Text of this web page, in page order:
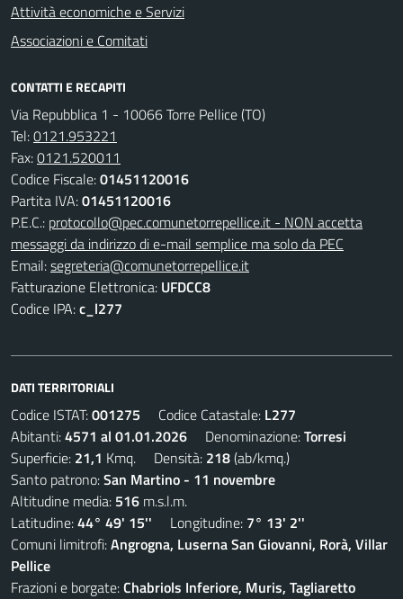
Attività economiche e Servizi
Associazioni e Comitati
CONTATTI E RECAPITI
Via Repubblica 1 - 10066 Torre Pellice (TO)
Tel:0121.953221
Fax:0121.520011
Codice Fiscale:01451120016
Partita IVA:01451120016
P.E.C.: protocollo@pec.comunetorrepellice.it - NON accetta
messaggi da indirizzo di e-mail semplice ma solo da PEC
Email:segreteria@comunetorrepellice.it
Fatturazione Elettronica: UFDCC8
Codice IPA:c_l277
DATI TERRITORIALI
Codice ISTAT:001275 Codice Catastale: L277
Abitanti:4571 al 01.01.2026 Denominazione:Torresi
Superficie: 21,1 Kmq. Densità: 218(ab/kmq.)
Santo patrono:San Martino - 11 novembre
Altitudine media: 516 m.s.l.m.
Latitudine:44° 49' 15'' Longitudine: 7° 13' 2''
Comuni limitrofi:Angrogna, Luserna San Giovanni, Rorà, Villar
Pellice
Frazioni e borgate:Chabriols Inferiore, Muris, Tagliaretto